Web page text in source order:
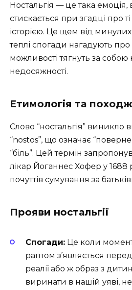
Ностальгія — це така емоція,
стискається при згадці про
історією. Це щем від
теплі спогади нагадують про
можливості тягнуть за собою
недосяжності.
Етимологія та
Слово “ностальгія” виникло
“nostos”, що означає
“біль”. Цей термін
лікар Йоганнес Хофер у 1688
почуттів сумування за
Прояви ностальгії
Спогади: Це коли
раптом з’являється
реалії або ж образ з
виринати в нашій уяві,